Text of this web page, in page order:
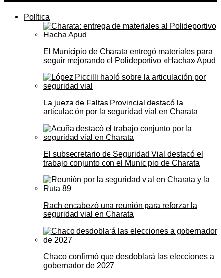
Política
El Municipio de Charata entregó materiales para
seguir mejorando el Polideportivo «Hacha» Apud
La jueza de Faltas Provincial destacó la
articulación por la seguridad vial en Charata
El subsecretario de Seguridad Vial destacó el
trabajo conjunto con el Municipio de Charata
Rach encabezó una reunión para reforzar la
seguridad vial en Charata
Chaco confirmó que desdoblará las elecciones a
gobernador de 2027